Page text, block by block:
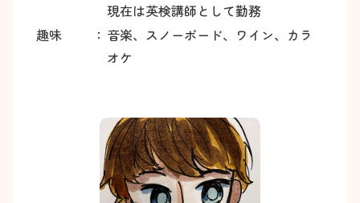
現在は英検講師として勤務
趣味
： 音楽、スノーボード、ワイン、カラ
オケ